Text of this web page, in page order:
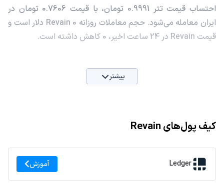
احتساب قیمت تتر 0.9991 تومان، با قیمت 0.7606 تومان در
ایران معامله می‌شود. حجم معاملات روزانه Revain 0 دلار است و
قیمت Revain در 24 ساعت اخیر، 0 کاهش داشته است.
بیشتر
کیف پول‌های Revain
Ledger آموزش